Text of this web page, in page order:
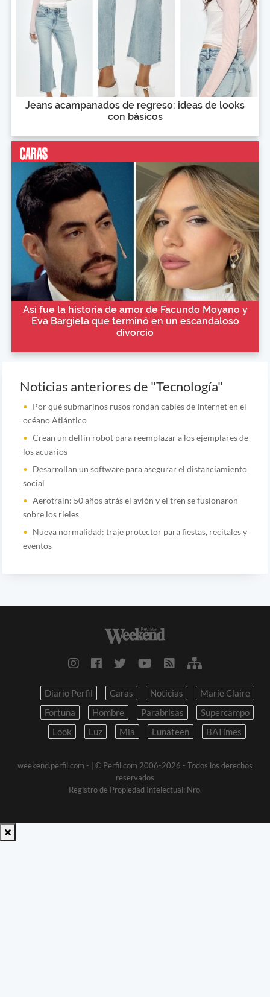
Jeans acampanados de regreso: ideas de looks
con básicos
Así fue la historia de amor de Facundo Moyano y
Eva Bargiela que terminó en un escandaloso
divorcio
Noticias anteriores de "Tecnología"
Por qué submarinos rusos rondan cables de Internet en el
océano Atlántico
Crean un delfín robot para reemplazar a los ejemplares de
los acuarios
Desarrollan un software para asegurar el distanciamiento
social
Aerotrain: 50 años atrás el avión y el tren se fusionaron
sobre los rieles
Nueva normalidad: traje protector para fiestas, recitales y
eventos
Diario Perfil Caras Noticias
Marie Claire
Fortuna
Hombre Parabrisas
Supercampo
Look
Luz Mia Lunateen BATimes
weekend.perfil.com -
| © Perfil.com 2006-2026 - Todos los derechos
reservados
Registro de Propiedad Intelectual: Nro.